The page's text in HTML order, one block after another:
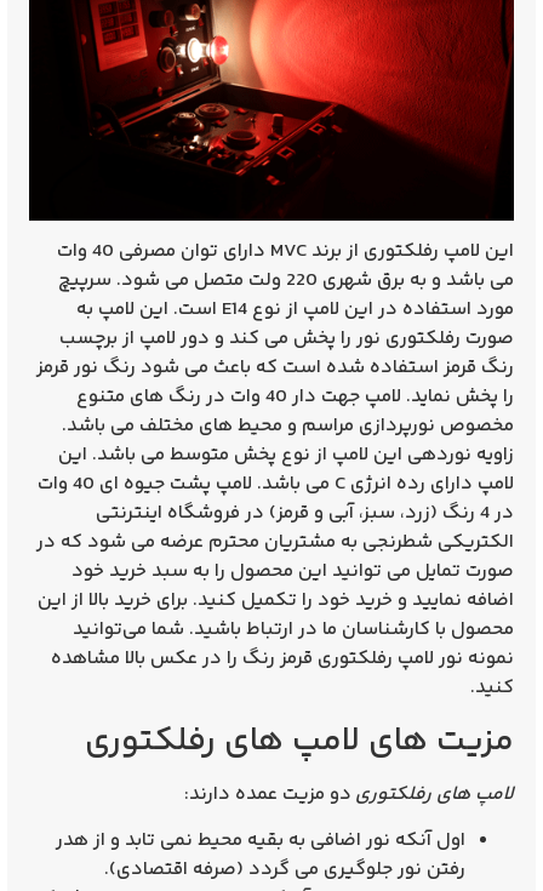
این لامپ رفلکتوری از برند MVC دارای توان مصرفی 40 وات
می باشد و به برق شهری 220 ولت متصل می شود. سرپیچ
مورد استفاده در این لامپ از نوع E14 است. این لامپ به
صورت رفلکتوری نور را پخش می کند و دور لامپ از برچسب
رنگ قرمز استفاده شده است که باعث می شود رنگ نور قرمز
را پخش نماید. لامپ جهت دار 40 وات در رنگ های متنوع
مخصوص نورپردازی مراسم و محیط های مختلف می باشد.
زاویه نوردهی این لامپ از نوع پخش متوسط می باشد. این
لامپ دارای رده انرژی C می باشد. لامپ پشت جیوه ای 40 وات
در 4 رنگ (زرد، سبز، آبی و قرمز) در فروشگاه اینترنتی
الکتریکی شطرنجی به مشتریان محترم عرضه می شود که در
صورت تمایل می توانید این محصول را به سبد خرید خود
اضافه نمایید و خرید خود را تکمیل کنید. برای خرید بالا از این
محصول با کارشناسان ما در ارتباط باشید. شما می‌توانید
نمونه نور لامپ رفلکتوری قرمز رنگ را در عکس بالا مشاهده
کنید.
مزیت های لامپ های رفلکتوری
لامپ های رفلکتوری دو مزیت عمده دارند:
اول آنکه نور اضافی به بقیه محیط نمی تابد و از هدر
رفتن نور جلوگیری می گردد (صرفه اقتصادی).